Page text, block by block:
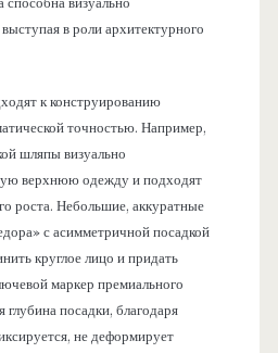
в роли архитектурного
к конструированию
точностью. Например,
шляпы визуально
верхнюю одежду и подходят
роста. Небольшие, аккуратные
с асимметричной посадкой
круглое лицо и придать
маркер премиального
посадки, благодаря
не деформирует